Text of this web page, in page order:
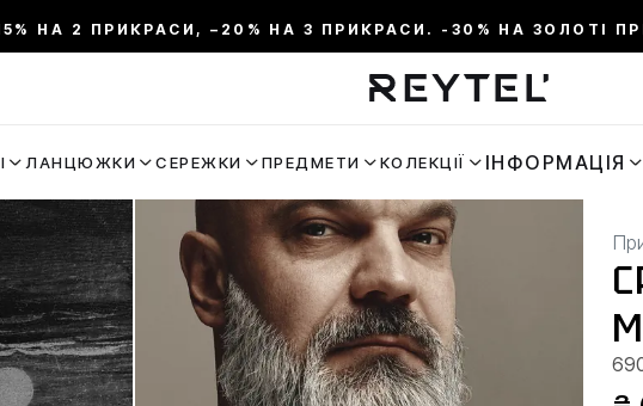
НА 2 ПРИКРАСИ, –20% НА 3 ПРИКРАСИ. -30% НА ЗОЛОТІ
ЛАНЦЮЖКИ СЕРЕЖКИ ПРЕДМЕТИ КОЛЕКЦІЇ ІНФОРМАЦІЯ